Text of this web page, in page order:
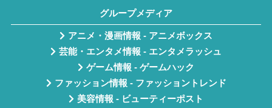
グループメディア
アニメ・漫画情報 - アニメボックス
芸能・エンタメ情報 - エンタメラッシュ
ゲーム情報 - ゲームハック
ファッション情報 - ファッショントレンド
美容情報 - ビューティーポスト